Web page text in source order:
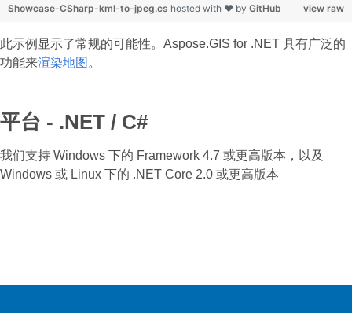
view raw
Showcase-CSharp-kml-to-jpeg.cs hosted with ❤ by GitHub
此示例显示了常规的可能性。Aspose.GIS for .NET 具有广泛的
功能来渲染地图 。
平台 - .NET / C#
我们支持 Windows 下的 Framework 4.7 或更高版本，以及
Windows 或 Linux 下的 .NET Core 2.0 或更高版本